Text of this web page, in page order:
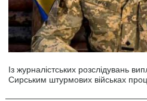
Із журналістських розслідувань
Сирським штурмових військах